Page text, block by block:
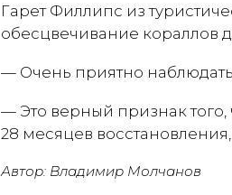
Гарет Филлипс из
обесцвечивание кораллов
— Очень приятно
— Это верный признак
28 месяцев
Автор: Владимир Молчанов